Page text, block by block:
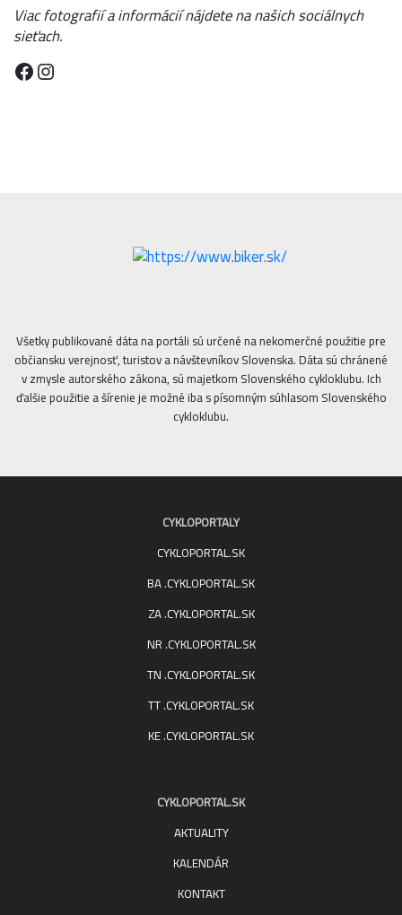
Viac fotografií a informácií nájdete na našich sociálnych
sieťach.
Facebook
Instagram
Všetky publikované dáta na portáli sú určené na nekomerčné použitie pre
občiansku verejnosť, turistov a návštevníkov Slovenska. Dáta sú chránené
v zmysle autorského zákona, sú majetkom Slovenského cykloklubu. Ich
ďalšie použitie a šírenie je možné iba s písomným súhlasom Slovenského
cykloklubu.
CYKLOPORTALY
CYKLOPORTAL.SK
BA .CYKLOPORTAL.SK
ZA .CYKLOPORTAL.SK
NR .CYKLOPORTAL.SK
TN .CYKLOPORTAL.SK
TT .CYKLOPORTAL.SK
KE .CYKLOPORTAL.SK
CYKLOPORTAL.SK
AKTUALITY
KALENDÁR
KONTAKT